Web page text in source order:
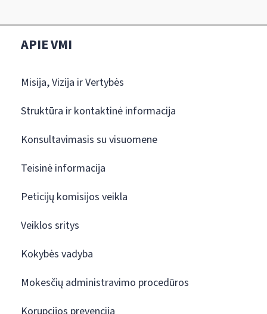
APIE VMI
Misija, Vizija ir Vertybės
Struktūra ir kontaktinė informacija
Konsultavimasis su visuomene
Teisinė informacija
Peticijų komisijos veikla
Veiklos sritys
Kokybės vadyba
Mokesčių administravimo procedūros
Korupcijos prevencija